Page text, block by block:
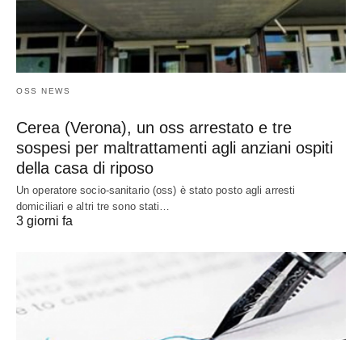
OSS NEWS
Cerea (Verona), un oss arrestato e tre
sospesi per maltrattamenti agli anziani ospiti
della casa di riposo
Un operatore socio-sanitario (oss) è stato posto agli arresti
domiciliari e altri tre sono stati…
3 giorni fa